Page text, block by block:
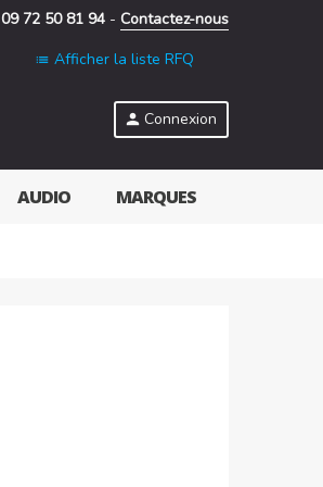
09 72 50 81 94 - Contactez-nous
list Afficher la liste RFQ
person Connexion
AUDIO MARQUES